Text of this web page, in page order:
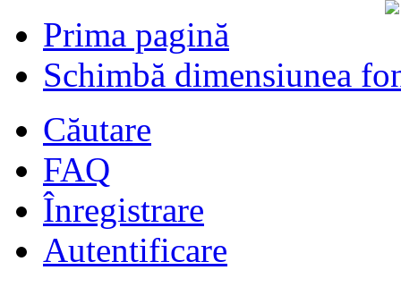
Prima pagină
Schimbă dimensiunea
Căutare
FAQ
Înregistrare
Autentificare